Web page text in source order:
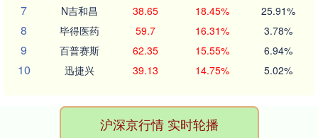
7 N吉和昌 38.65 18.45% 25.91%
8 毕得医药 59.7 16.31% 3.78%
9 百普赛斯 62.35 15.55% 6.94%
10 迅捷兴 39.13 14.75% 5.02%
沪深京行情 实时轮播